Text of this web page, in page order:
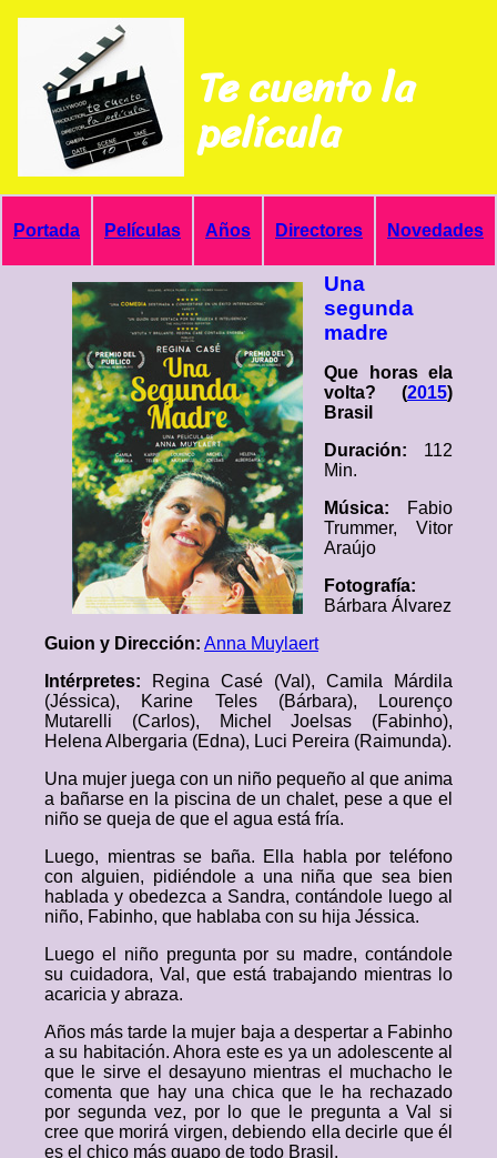
Te cuento la
película
Portada Películas Años Directores Novedades
Una
segunda
madre
Que horas ela
volta? (2015)
Brasil
Duración: 112
Min.
Música: Fabio
Trummer, Vitor
Araújo
Fotografía:
Bárbara Álvarez
Guion y Dirección: Anna Muylaert
Intérpretes: Regina Casé (Val), Camila Márdila
(Jéssica), Karine Teles (Bárbara), Lourenço
Mutarelli (Carlos), Michel Joelsas (Fabinho),
Helena Albergaria (Edna), Luci Pereira (Raimunda).
Una mujer juega con un niño pequeño al que anima
a bañarse en la piscina de un chalet, pese a que el
niño se queja de que el agua está fría.
Luego, mientras se baña. Ella habla por teléfono
con alguien, pidiéndole a una niña que sea bien
hablada y obedezca a Sandra, contándole luego al
niño, Fabinho, que hablaba con su hija Jéssica.
Luego el niño pregunta por su madre, contándole
su cuidadora, Val, que está trabajando mientras lo
acaricia y abraza.
Años más tarde la mujer baja a despertar a Fabinho
a su habitación. Ahora este es ya un adolescente al
que le sirve el desayuno mientras el muchacho le
comenta que hay una chica que le ha rechazado
por segunda vez, por lo que le pregunta a Val si
cree que morirá virgen, debiendo ella decirle que él
es el chico más guapo de todo Brasil.